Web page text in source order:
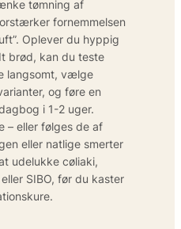
tømning af
fornemmelsen
Oplever du hyppig
brød, kan du teste
langsomt, vælge
og føre en
i 1-2 uger.
– eller følges de af
eller natlige smerter
udelukke cøliaki,
SIBO, før du kaster